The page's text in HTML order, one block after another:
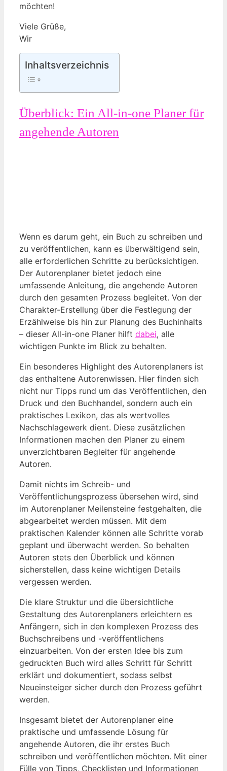
möchten!
Viele Grüße,
Wir
Inhaltsverzeichnis
Überblick: Ein All-in-one Planer für
angehende Autoren
Wenn es darum geht, ein Buch zu schreiben und
zu veröffentlichen, kann es überwältigend sein,
alle erforderlichen Schritte zu berücksichtigen.
Der Autorenplaner bietet jedoch eine
umfassende Anleitung, die angehende Autoren
durch den gesamten Prozess begleitet. Von der
Charakter-Erstellung über die Festlegung der
Erzählweise bis hin zur Planung des Buchinhalts
– dieser All-in-one Planer hilft dabei, alle
wichtigen Punkte im Blick zu behalten.
Ein besonderes Highlight des Autorenplaners ist
das enthaltene Autorenwissen. Hier finden sich
nicht nur Tipps rund um das Veröffentlichen, den
Druck und den Buchhandel, sondern auch ein
praktisches Lexikon, das als wertvolles
Nachschlagewerk dient. Diese zusätzlichen
Informationen machen den Planer zu einem
unverzichtbaren Begleiter für angehende
Autoren.
Damit nichts im Schreib- und
Veröffentlichungsprozess übersehen wird, sind
im Autorenplaner Meilensteine festgehalten, die
abgearbeitet werden müssen. Mit dem
praktischen Kalender können alle Schritte vorab
geplant und überwacht werden. So behalten
Autoren stets den Überblick und können
sicherstellen, dass keine wichtigen Details
vergessen werden.
Die klare Struktur und die übersichtliche
Gestaltung des Autorenplaners erleichtern es
Anfängern, sich in den komplexen Prozess des
Buchschreibens und -veröffentlichens
einzuarbeiten. Von der ersten Idee bis zum
gedruckten Buch wird alles Schritt für Schritt
erklärt und dokumentiert, sodass selbst
Neueinsteiger sicher durch den Prozess geführt
werden.
Insgesamt bietet der Autorenplaner eine
praktische und umfassende Lösung für
angehende Autoren, die ihr erstes Buch
schreiben und veröffentlichen möchten. Mit einer
Fülle von Tipps, Checklisten und Informationen